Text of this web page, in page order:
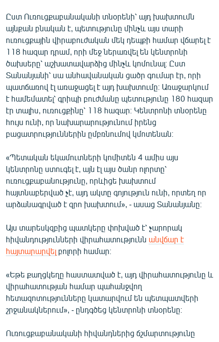
Ըստ Ուռուցքաբանականի տնօրենի՝ այդ խախտումն
այնքան բնական է, պետությունը մինչև այս տարի
ուռուցքային վիրաբուժական մեկ դեպքի համար վճարել է
118 հազար դրամ, որի մեջ ներառվել են կենտրոնի
ծախսերը՝ աշխատավարձից մինչև կոմունալ։ Ըստ
Տանանյանի՝ սա անհավանական ցածր գումար էր, որի
պատճառով էլ առաջացել է այդ խախտումը։ Առաջարկում
է համեմատել՝ գրիպի բուժմանը պետությունը 180 հազար
էր տալիս, ուռուցքինը՝ 118 հազար։ Կենտրոնի տնօրենը
հույս ունի, որ նախարարությունում իրենց
բացատրություններին ըմբռնումով կմոտենան։
«Պետական եկամուտների կոմիտեն 4 ամիս այս
կենտրոնը ստուգել է, այն էլ այս ծանր ոլորտը՝
ուռուցքաբանությունը, որևիցե խախտում
հայտնաբերված չէ, այդ ակտը գոյություն ունի, որտեղ որ
արձանագրված է զրո խախտում», - ասաց Տանանյանը։
Այս տարեսկզբից պատկերը փոխված է՝ չարորակ
հիվանդությունների վիրահատությունն անվճար է
հայտարարվել բոլորի համար։
«Եթե քաղցկեղը հաստատված է, այդ վիրահատությունը և
վիրահատության համար պահանջվող
հետազոտությունները կատարվում են պետպատվերի
շրջանակներում», - ընդգծեց կենտրոնի տնօրենը։
Ուռուցքաբանականի հիվանդներից ճշմարտությունը